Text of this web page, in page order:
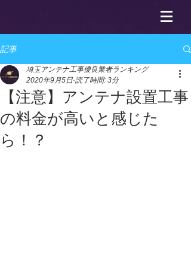
記事
【注意】アンテナ設置工事
の料金が高いと感じた
ら！？
埼玉アンテナ工事優良業者ランキング
2020年9月5日 読了時間: 3分